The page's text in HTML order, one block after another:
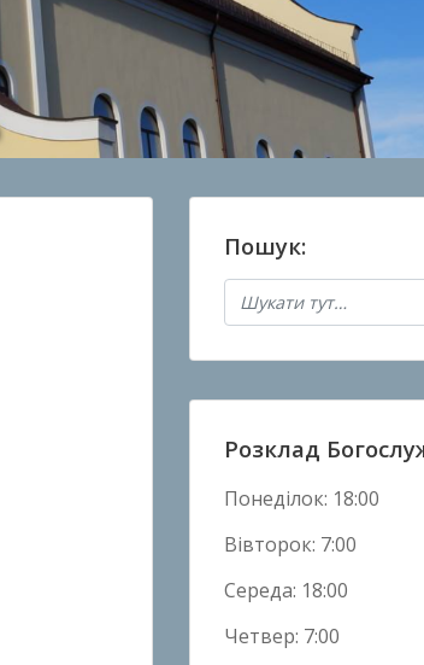
Пошук:
Розклад
Понеділок: 18:00
Вівторок: 7:00
Середа: 18:00
Четвер: 7:00